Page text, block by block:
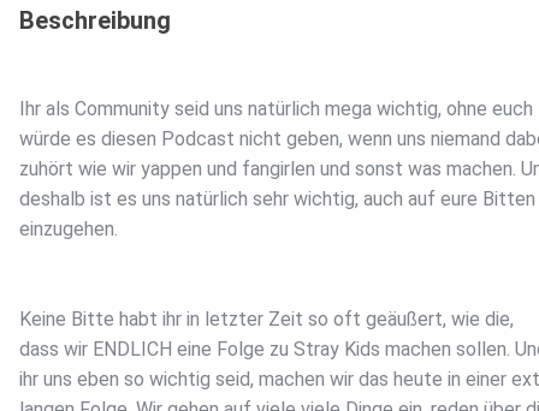
Beschreibung
Ihr als Community seid uns natürlich mega wichtig, ohne euch
würde es diesen Podcast nicht geben, wenn uns niemand
zuhört wie wir yappen und fangirlen und sonst was machen.
deshalb ist es uns natürlich sehr wichtig, auch auf eure Bitten
einzugehen.
Keine Bitte habt ihr in letzter Zeit so oft geäußert, wie die,
dass wir ENDLICH eine Folge zu Stray Kids machen sollen.
ihr uns eben so wichtig seid, machen wir das heute in einer